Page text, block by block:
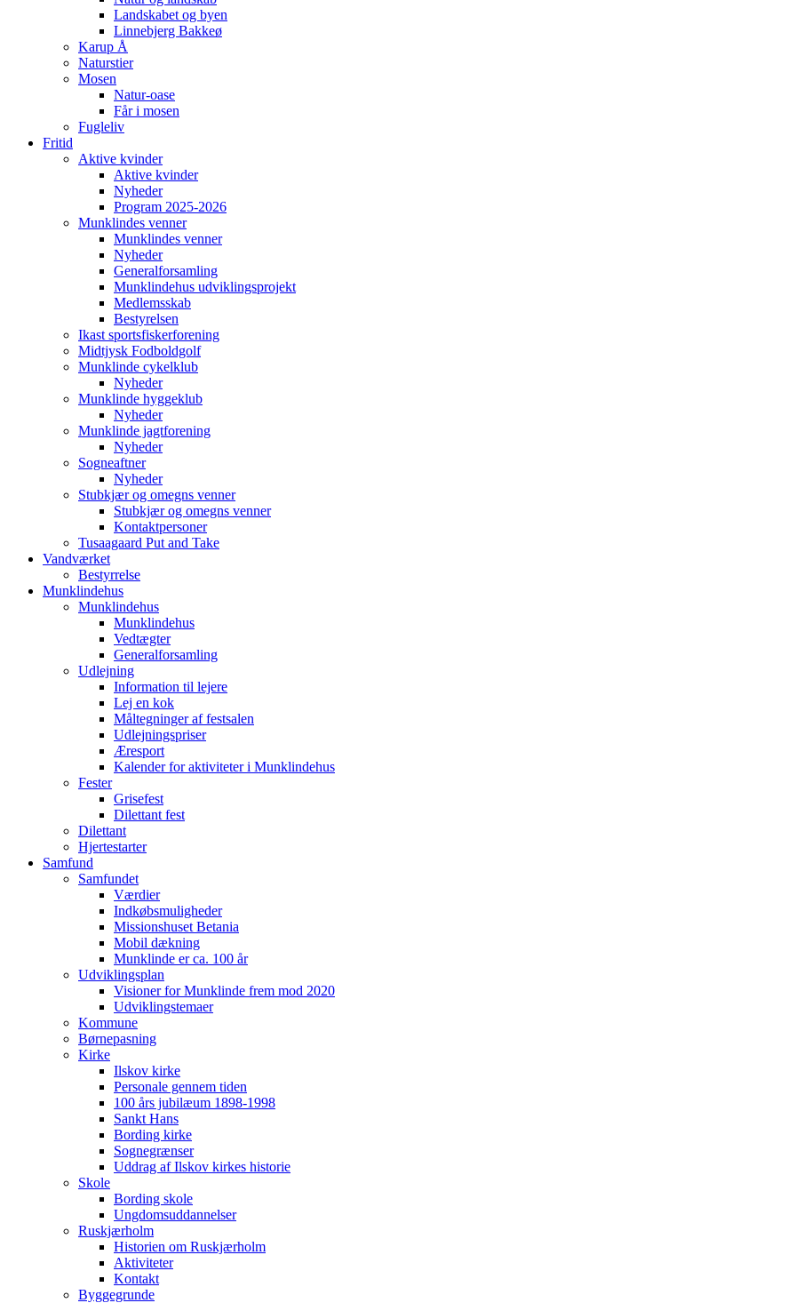
Landskabet og byen
Linnebjerg Bakkeø
Karup Å
Naturstier
Mosen
Natur-oase
Får i mosen
Fugleliv
Fritid
Aktive kvinder
Aktive kvinder
Nyheder
Program 2025-2026
Munklindes venner
Munklindes venner
Nyheder
Generalforsamling
Munklindehus udviklingsprojekt
Medlemsskab
Bestyrelsen
Ikast sportsfiskerforening
Midtjysk Fodboldgolf
Munklinde cykelklub
Nyheder
Munklinde hyggeklub
Nyheder
Munklinde jagtforening
Nyheder
Sogneaftner
Nyheder
Stubkjær og omegns venner
Stubkjær og omegns venner
Kontaktpersoner
Tusaagaard Put and Take
Vandværket
Bestyrrelse
Munklindehus
Munklindehus
Munklindehus
Vedtægter
Generalforsamling
Udlejning
Information til lejere
Lej en kok
Måltegninger af festsalen
Udlejningspriser
Æresport
Kalender for aktiviteter i Munklindehus
Fester
Grisefest
Dilettant fest
Dilettant
Hjertestarter
Samfund
Samfundet
Værdier
Indkøbsmuligheder
Missionshuset Betania
Mobil dækning
Munklinde er ca. 100 år
Udviklingsplan
Visioner for Munklinde frem mod 2020
Udviklingstemaer
Kommune
Børnepasning
Kirke
Ilskov kirke
Personale gennem tiden
100 års jubilæum 1898-1998
Sankt Hans
Bording kirke
Sognegrænser
Uddrag af Ilskov kirkes historie
Skole
Bording skole
Ungdomsuddannelser
Ruskjærholm
Historien om Ruskjærholm
Aktiviteter
Kontakt
Byggegrunde